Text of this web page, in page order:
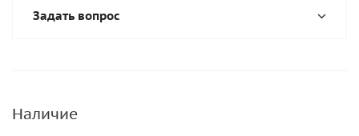
Задать вопрос
Наличие